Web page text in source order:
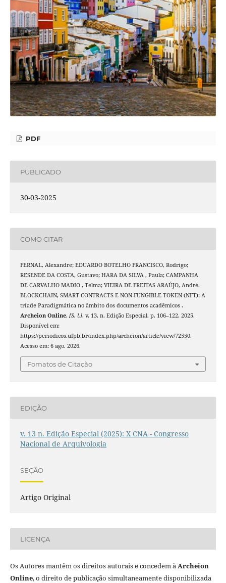
PDF
PUBLICADO
30-03-2025
COMO CITAR
FERNAL, Alexandre; EDUARDO BOTELHO FRANCISCO, Rodrigo;
RESENDE DA COSTA, Gustavo; HARA DA SILVA , Paula; CAMPANHA
DE CARVALHO MADIO , Telma; VIEIRA DE FREITAS ARAÚJO, André.
BLOCKCHAIN, SMART CONTRACTS E NON-FUNGIBLE TOKEN (NFT): A
tríade Paradigmática no âmbito dos documentos acadêmicos .
Archeion Online, [S. l.], v. 13, n. Edição Especial, p. 106–122, 2025.
Disponível em:
https://periodicos.ufpb.br/index.php/archeion/article/view/72550.
Acesso em: 6 ago. 2026.
Fomatos de Citação
EDIÇÃO
v. 13 n. Edição Especial (2025): X CNA - Congresso
Nacional de Arquivologia
SEÇÃO
Artigo Original
LICENÇA
Os Autores mantêm os direitos autorais e concedem àArcheion
Online, o direito de publicação simultaneamente disponibilizada